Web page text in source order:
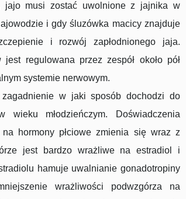
jajo musi zostać uwolnione z jajnika w
i gdy śluzówka macicy znajduje
i rozwój zapłodnionego jaja.
regulowana przez zespół około pół
systemie nerwowym.
zagadnienie w jaki sposób dochodzi do
młodzieńczym. Doświadczenia
hormony płciowe zmienia się wraz z
jest bardzo wrażliwe na estradiol i
hamuje uwalnianie gonadotropiny
wrażliwości podwzgórza na